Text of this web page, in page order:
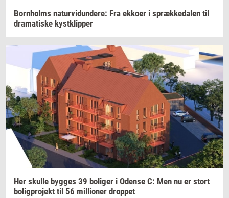
Born­holms na­tur­vi­dun­de­re: Fra ek­ko­er i spræk­ke­da­len til
dra­ma­ti­ske kyst­klip­per
Her skul­le byg­ges 39 bo­li­ger i Oden­se C: Men nu er stort
bo­lig­pro­jekt til 56 mil­li­o­ner drop­pet